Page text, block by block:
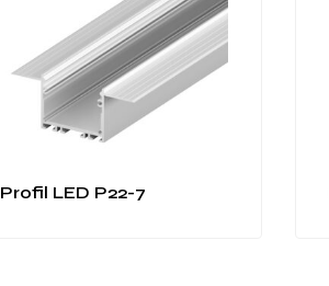
Profil LED P22-7